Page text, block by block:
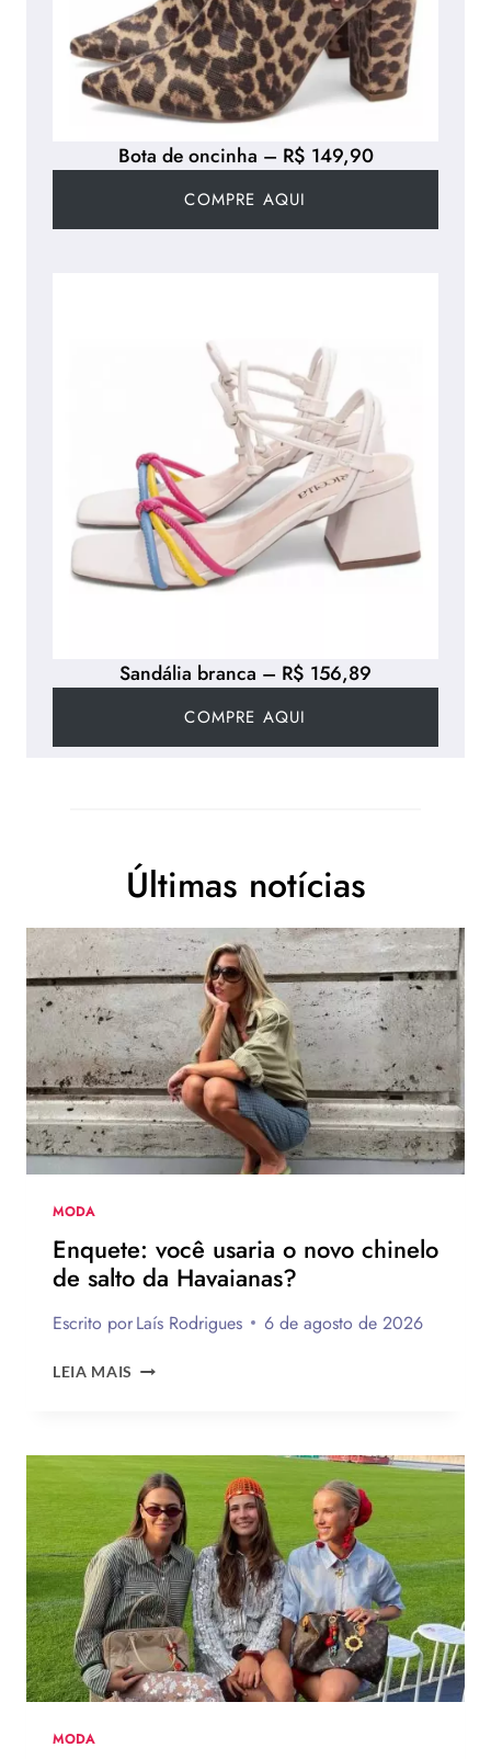
Sandália branca – R$ 156,89
COMPRE AQUI
Bota de oncinha – R$ 149,90
COMPRE AQUI
Últimas notícias
MODA
Enquete: você usaria o novo chinelo
de salto da Havaianas?
Escrito porLaís Rodrigues 6 de agosto de 2026
LEIA MAIS ENQUETE:
NOVO
CHINELO
DE
SALTO
DA
HAVAIANAS?
MODA